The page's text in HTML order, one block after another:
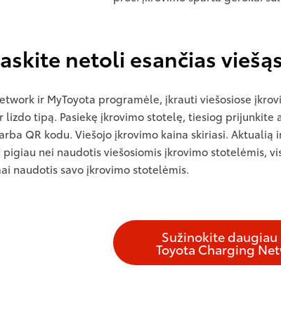
netoli esančias
ir MyToyota programėle, įkrauti viešosiose
lizdo tipą. Pasiekę įkrovimo stotelę, tiesiog
QR kodu. Viešojo įkrovimo kaina skiriasi.
nei naudotis viešosiomis įkrovimo stotelėmis,
naudotis savo įkrovimo stotelėmis.
Sužinokite daugiau
Toyota Charging